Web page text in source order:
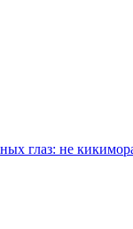
глаз: не